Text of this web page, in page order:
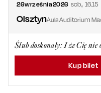
26września2026 sob., 16.15
OlsztynAula Auditorium
Ślub doskonały: I że Cię nie
Kup bilet